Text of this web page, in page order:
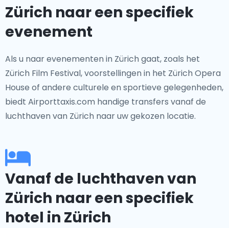
Zürich naar een specifiek
evenement
Als u naar evenementen in Zürich gaat, zoals het
Zürich Film Festival, voorstellingen in het Zürich Opera
House of andere culturele en sportieve gelegenheden,
biedt Airporttaxis.com handige transfers vanaf de
luchthaven van Zürich naar uw gekozen locatie.
Vanaf de luchthaven van
Zürich naar een specifiek
hotel in Zürich